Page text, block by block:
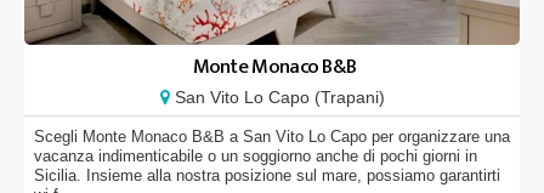
Monte Monaco B&B
San Vito Lo Capo (Trapani)
Scegli Monte Monaco B&B a San Vito Lo Capo per organizzare una
vacanza indimenticabile o un soggiorno anche di pochi giorni in
Sicilia. Insieme alla nostra posizione sul mare, possiamo garantirti